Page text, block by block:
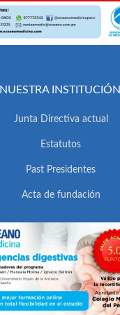
NUESTRA INSTITUCIÓN
Junta Directiva actual
Estatutos
Past Presidentes
Acta de fundación